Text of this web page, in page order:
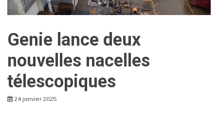
Genie lance deux
nouvelles nacelles
télescopiques
24 janvier 2025